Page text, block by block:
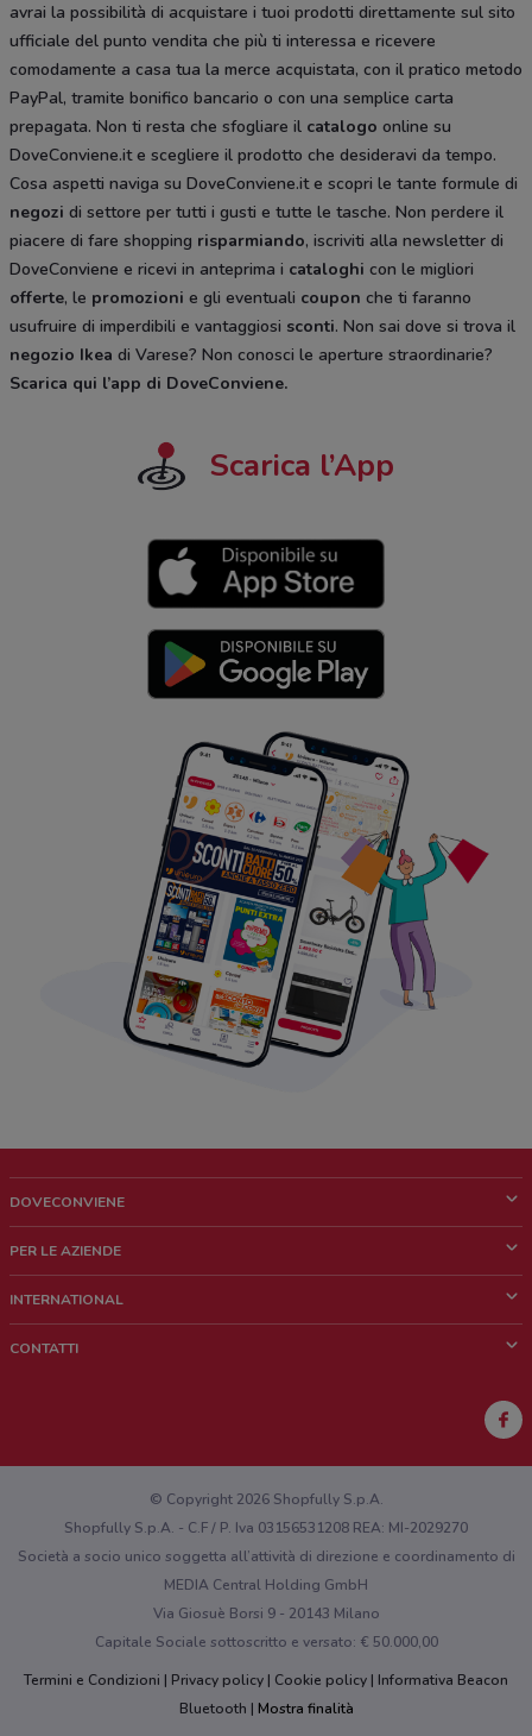
avrai la possibilità di acquistare i tuoi prodotti direttamente sul sito
ufficiale del punto vendita che più ti interessa e ricevere
comodamente a casa tua la merce acquistata, con il pratico metodo
PayPal, tramite bonifico bancario o con una semplice carta
prepagata. Non ti resta che sfogliare il catalogo online su
DoveConviene.it e scegliere il prodotto che desideravi da tempo.
Cosa aspetti naviga su DoveConviene.it e scopri le tante formule di
negozi di settore per tutti i gusti e tutte le tasche. Non perdere il
piacere di fare shopping risparmiando, iscriviti alla newsletter di
DoveConviene e ricevi in anteprima i cataloghi con le migliori
offerte, le promozioni e gli eventuali coupon che ti faranno
usufruire di imperdibili e vantaggiosi sconti. Non sai dove si trova il
negozio Ikea di Varese? Non conosci le aperture straordinarie?
Scarica qui l’app di DoveConviene.
Scarica l’App
DOVECONVIENE
Chi siamo
Lavora con noi
PER LE AZIENDE
Richieste commerciali e marketing
INTERNATIONAL
CONTATTI
Hai un malfunzionamento sul web o sull'app?
© Copyright 2026 Shopfully S.p.A.
Shopfully S.p.A. - C.F / P. Iva 03156531208 REA: MI-2029270
Società a socio unico soggetta all’attività di direzione e coordinamento di
MEDIA Central Holding GmbH
Via Giosuè Borsi 9 - 20143 Milano
Capitale Sociale sottoscritto e versato: € 50.000,00
Termini e Condizioni
Privacy policy Cookie policy
Informativa Beacon
Bluetooth
Mostra finalità